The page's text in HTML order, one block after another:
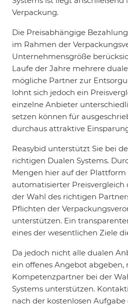
Verpackung.
Die Preisabhängige
im Rahmen der
Unternehmensgröße
Laufe der Jahre mehrere
mögliche Partner zur
lohnt sich jedoch ein
einzelne Anbieter
setzen können für
durchaus attraktive
Reasybid unterstützt Sie bei
richtigen Dualen Systems.
Mengen hier auf der Plattform
automatisierter
der Wahl des richtigen
Pflichten der
unterstützen. Ein
eines der wesentlichen Ziele
Da jedoch nicht alle dualen
ein offenes Angebot abgeben,
Kompetenzpartner bei der
Systems unterstützen.
nach der kostenlosen